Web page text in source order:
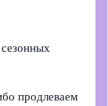
продлеваем